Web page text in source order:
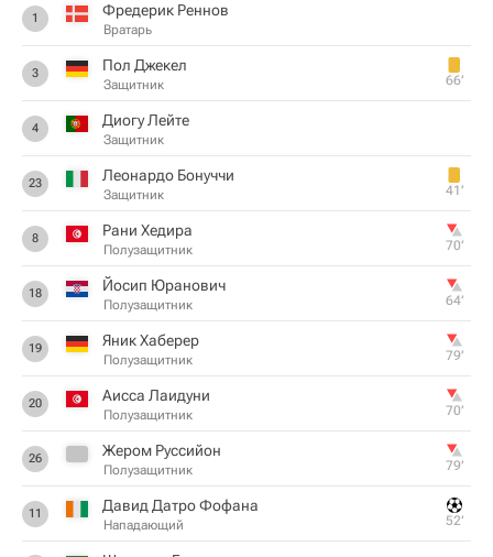
1 Фредерик Реннов
Вратарь
3 Пол Джекел
Защитник 66‎’‎
4 Диогу Лейте
Защитник
23 Леонардо Бонуччи
Защитник 41‎’‎
8 Рани Хедира
Полузащитник 70‎’‎
18 Йосип Юранович
Полузащитник 64‎’‎
19 Яник Хаберер
Полузащитник 79‎’‎
20 Аисса Лаидуни
Полузащитник 70‎’‎
26 Жером Руссийон
Полузащитник 79‎’‎
11 Давид Датро Фофана
Нападающий 52‎’‎